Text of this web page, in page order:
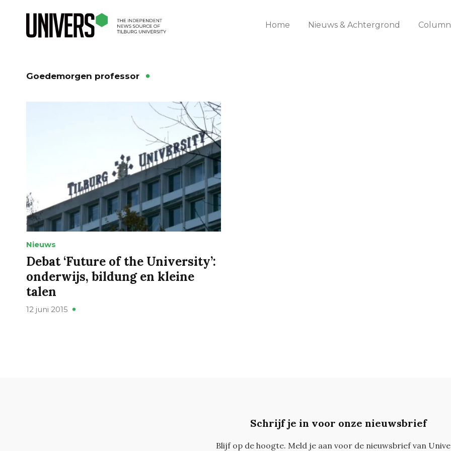
Home Nieuws & Achtergrond
Goedemorgen professor
Nieuws
Debat ‘Future of the University’:
onderwijs, bildung en kleine
talen
12 juni 2015
Schrijf je in voor onze nieuwsbrief
Blijf op de hoogte. Meld je aan voor de nieuwsbrief van